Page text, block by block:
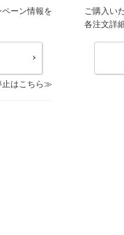
ーン情報を
はこちら
ご購入い
各注文詳